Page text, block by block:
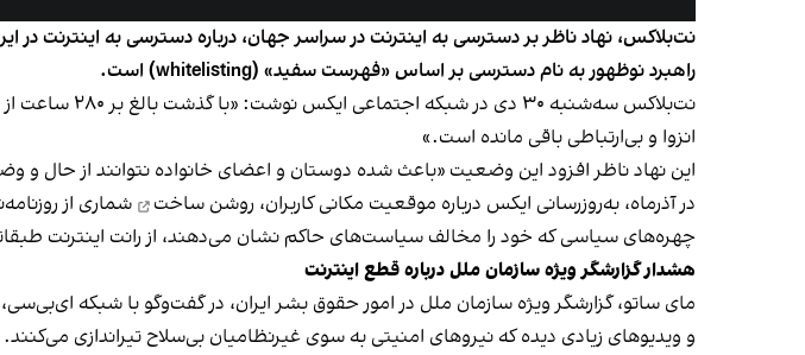
نت‌بلاکس، نهاد ناظر بر دسترسی به اینترنت در سراسر جهان، درباره دسترسی به اینترنت
راهبرد نوظهور به نام دسترسی بر اساس «فهرست سفید» (whitelisting) است.
انزوا و بی‌ارتباطی باقی مانده است.»
این نهاد ناظر افزود این وضعیت «باعث شده دوستان و اعضای خانواده نتوانند از حال و
در آذرماه، به‌روزرسانی ایکس درباره موقعیت مکانی کاربران، روشن ساخت
شماری از
چهره‌های سیاسی که خود را مخالف سیاست‌های حاکم نشان می‌‌دهند، از رانت اینترنت
هشدار گزارشگر ویژه سازمان ملل درباره قطع اینترنت
مای ساتو، گزارشگر ویژه سازمان ملل در امور حقوق بشر ایران، در گفت‌وگو با شبکه
و ویدیوهای زیادی دیده که نیروهای امنیتی به سوی غیرنظامیان بی‌سلاح تیراندازی می‌کنند.